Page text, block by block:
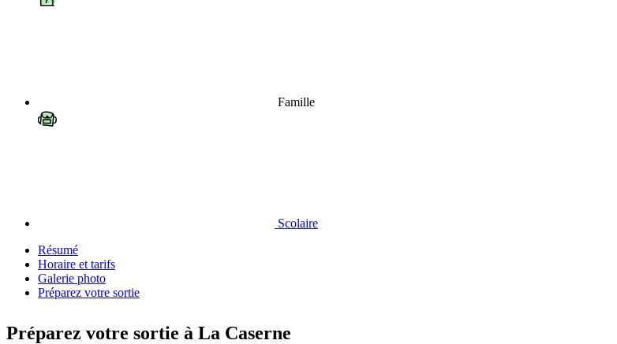
Famille
Scolaire
Résumé
Horaire et tarifs
Galerie photo
Préparez votre sortie
Préparez votre sortie à La Caserne